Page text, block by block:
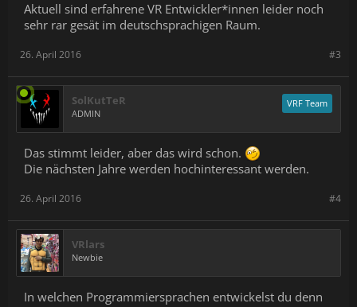
Aktuell sind erfahrene VR Entwickler*innen leider noch
sehr rar gesät im deutschsprachigen Raum.
#3
26. April 2016
SolKutTeR
ADMIN
VRF Team
Das stimmt leider, aber das wird schon.
Die nächsten Jahre werden hochinteressant werden.
#4
26. April 2016
VRlars
Newbie
In welchen Programmiersprachen entwickelst du denn